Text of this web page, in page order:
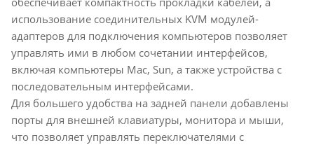
использование соединительных KVM модулей-
адаптеров для подключения компьютеров позволяет
управлять ими в любом сочетании интерфейсов,
включая компьютеры Mac, Sun, а также устройства с
последовательным интерфейсами.
Для большего удобства на задней панели добавлены
порты для внешней клавиатуры, монитора и мыши,
что позволяет управлять переключателями с